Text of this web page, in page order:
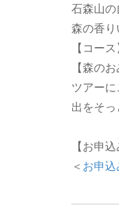
石森山
森の香り
【コー
【森の
ツアー
出をそっ
【お申込
＜ お申